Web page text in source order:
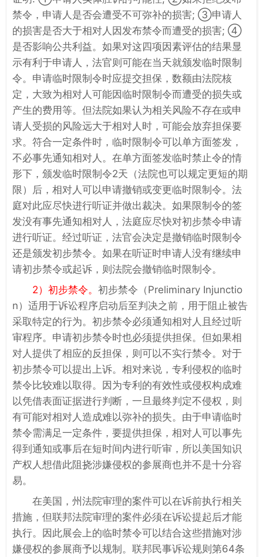
禁令，申请人是否会遭受不可弥补的损害; ③申请人
的损害是否大于相对人因发布禁令而遭受的损害; ④
是否影响公共利益。如果对这四项因素评估的结果显
示有利于申请人，法官则可能在当天就颁发临时限制
令。申请临时限制令时应提交担保，数额由法院核
定，大致为相对人可能因临时限制令而遭受的损失或
产生的费用等。但法院如果认为相关风险不存在或申
请人受损的风险远大于相对人时，可能会放弃担保要
求。符合一定条件时，临时限制令可以单方面签发，
不必事先通知相对人。在单方面签发临时禁止令的情
形下，颁发临时限制令2天（法院也可以规定更短的期
限）后，相对人可以申请撤销或变更临时限制令。法
庭对此应尽快进行听证并做出裁决。如果限制令的签
发没有事先通知相对人，法庭应尽快对初步禁令申请
进行听证。经过听证，法官会决定是撤销临时限制令
还是颁发初步禁令。如果在听证时申请人没有继续申
请初步禁令或起诉，则法院会撤销临时限制令。
2）初步禁令。 初步禁令（Preliminary Injunctio
n）适用于诉讼程序启动后至判决之前，用于阻止被告
采取特定的行为。初步禁令必须通知相对人且经过听
审程序。申请初步禁令时也必须提供担保。但如果相
对人提供了相应的反担保，则可以不实行禁令。对于
初步禁令可以提出上诉。相对来说，专利侵权的临时
禁令比较难以取得。因为专利的有效性或侵权构成难
以凭借表面证据进行判断，一旦最终判定不侵权，则
有可能对相对人造成难以弥补的损失。由于申请临时
禁令需满足一定条件，要提供担保，相对人可以事先
得到通知或事后在短时间内进行听审，所以美国知识
产权人想借此阻挠涉嫌侵权的参展商也并不是十分容
易。
在美国，州法院审理的案件可以在诉前执行相关
措施，但联邦法院审理的案件必须在诉讼提起后才能
执行。因此展会上的临时禁令可以结合这些措施对涉
嫌侵权的参展商予以规制。联邦民事诉讼规则第64条